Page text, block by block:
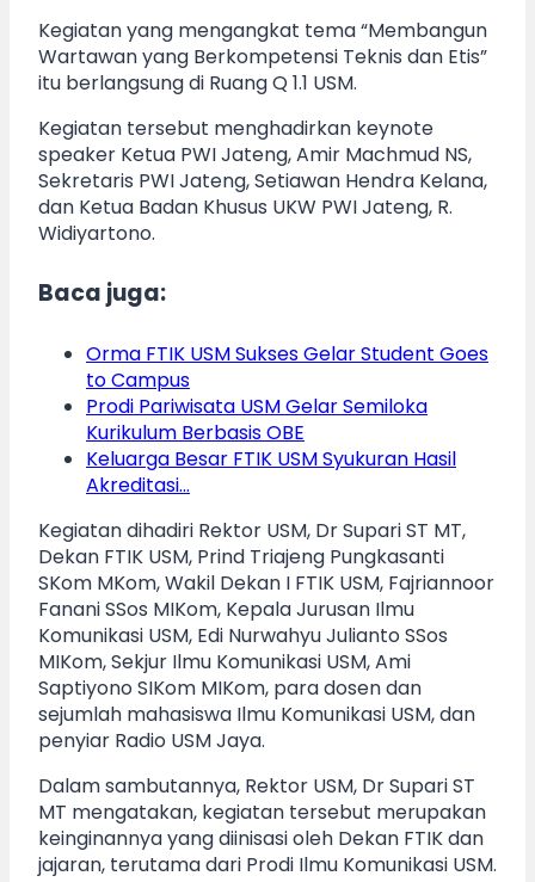
Kegiatan yang mengangkat tema “Membangun
Wartawan yang Berkompetensi Teknis dan Etis”
itu berlangsung di Ruang Q 1.1 USM.
Kegiatan tersebut menghadirkan keynote
speaker Ketua PWI Jateng, Amir Machmud NS,
Sekretaris PWI Jateng, Setiawan Hendra Kelana,
dan Ketua Badan Khusus UKW PWI Jateng, R.
Widiyartono.
Baca juga:
Orma FTIK USM Sukses Gelar Student Goes
to Campus
Prodi Pariwisata USM Gelar Semiloka
Kurikulum Berbasis OBE
Keluarga Besar FTIK USM Syukuran Hasil
Akreditasi…
Kegiatan dihadiri Rektor USM, Dr Supari ST MT,
Dekan FTIK USM, Prind Triajeng Pungkasanti
SKom MKom, Wakil Dekan I FTIK USM, Fajriannoor
Fanani SSos MIKom, Kepala Jurusan Ilmu
Komunikasi USM, Edi Nurwahyu Julianto SSos
MIKom, Sekjur Ilmu Komunikasi USM, Ami
Saptiyono SIKom MIKom, para dosen dan
sejumlah mahasiswa Ilmu Komunikasi USM, dan
penyiar Radio USM Jaya.
Dalam sambutannya, Rektor USM, Dr Supari ST
MT mengatakan, kegiatan tersebut merupakan
keinginannya yang diinisasi oleh Dekan FTIK dan
jajaran, terutama dari Prodi Ilmu Komunikasi USM.